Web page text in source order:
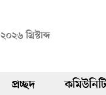
খ্রিস্টাব্দ
প্রচ্ছদ কমিউনিটি